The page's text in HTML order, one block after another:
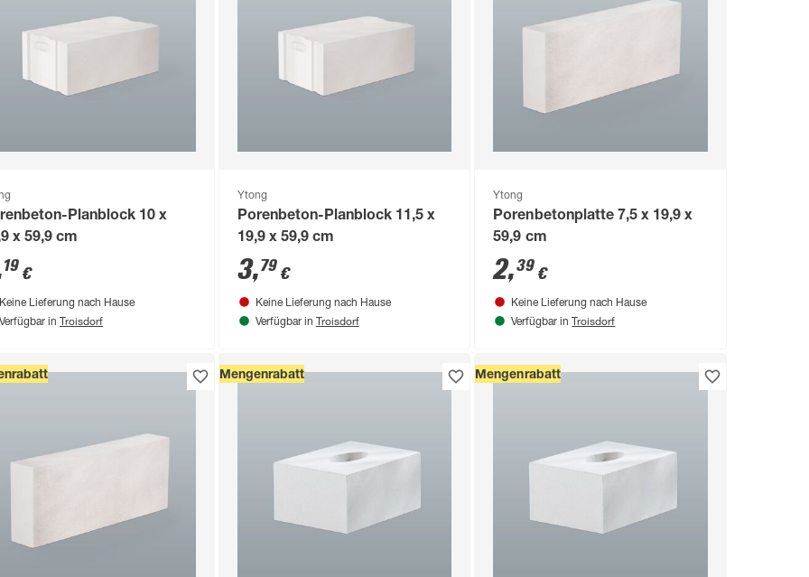
Planblock 10 x
x 59,9 cm
19 €
Keine Lieferung nach Hause
Verfügbar in Troisdorf
Ytong
Porenbeton-Planblock 11,5 x
19,9 x 59,9 cm
3,79€
Keine Lieferung nach Hause
Verfügbar in Troisdorf
Ytong
Porenbetonplatte 7,5 x 19,9 x
59,9 cm
2,39 €
Keine Lieferung nach Hause
Verfügbar in Troisdorf
Mengenrabatt Mengenrabatt